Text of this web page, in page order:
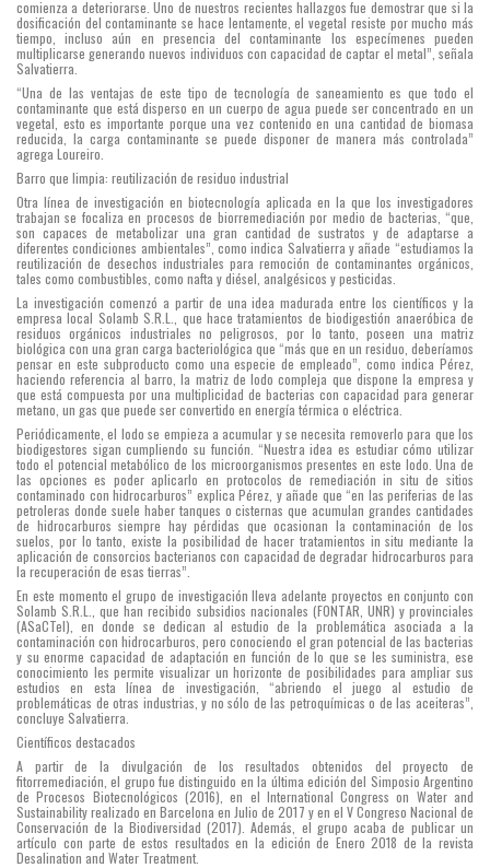
comienza a deteriorarse. Uno de nuestros recientes hallazgos fue demostrar que si la
dosificación del contaminante se hace lentamente, el vegetal resiste por mucho más
tiempo, incluso aún en presencia del contaminante los especímenes pueden
multiplicarse generando nuevos individuos con capacidad de captar el metal”, señala
Salvatierra.
“Una de las ventajas de este tipo de tecnología de saneamiento es que todo el
contaminante que está disperso en un cuerpo de agua puede ser concentrado en un
vegetal, esto es importante porque una vez contenido en una cantidad de biomasa
reducida, la carga contaminante se puede disponer de manera más controlada”
agrega Loureiro.
Barro que limpia: reutilización de residuo industrial
Otra línea de investigación en biotecnología aplicada en la que los investigadores
trabajan se focaliza en procesos de biorremediación por medio de bacterias, “que,
son capaces de metabolizar una gran cantidad de sustratos y de adaptarse a
diferentes condiciones ambientales”, como indica Salvatierra y añade “estudiamos la
reutilización de desechos industriales para remoción de contaminantes orgánicos,
tales como combustibles, como nafta y diésel, analgésicos y pesticidas.
La investigación comenzó a partir de una idea madurada entre los científicos y la
empresa local Solamb S.R.L., que hace tratamientos de biodigestión anaeróbica de
residuos orgánicos industriales no peligrosos, por lo tanto, poseen una matriz
biológica con una gran carga bacteriológica que “más que en un residuo, deberíamos
pensar en este subproducto como una especie de empleado”, como indica Pérez,
haciendo referencia al barro, la matriz de lodo compleja que dispone la empresa y
que está compuesta por una multiplicidad de bacterias con capacidad para generar
metano, un gas que puede ser convertido en energía térmica o eléctrica.
Periódicamente, el lodo se empieza a acumular y se necesita removerlo para que los
biodigestores sigan cumpliendo su función. “Nuestra idea es estudiar cómo utilizar
todo el potencial metabólico de los microorganismos presentes en este lodo. Una de
las opciones es poder aplicarlo en protocolos de remediación in situ de sitios
contaminado con hidrocarburos” explica Pérez, y añade que “en las periferias de las
petroleras donde suele haber tanques o cisternas que acumulan grandes cantidades
de hidrocarburos siempre hay pérdidas que ocasionan la contaminación de los
suelos, por lo tanto, existe la posibilidad de hacer tratamientos in situ mediante la
aplicación de consorcios bacterianos con capacidad de degradar hidrocarburos para
la recuperación de esas tierras”.
En este momento el grupo de investigación lleva adelante proyectos en conjunto con
Solamb S.R.L., que han recibido subsidios nacionales (FONTAR, UNR) y provinciales
(ASaCTeI), en donde se dedican al estudio de la problemática asociada a la
contaminación con hidrocarburos, pero conociendo el gran potencial de las bacterias
y su enorme capacidad de adaptación en función de lo que se les suministra, ese
conocimiento les permite visualizar un horizonte de posibilidades para ampliar sus
estudios en esta línea de investigación, “abriendo el juego al estudio de
problemáticas de otras industrias, y no sólo de las petroquímicas o de las aceiteras”,
concluye Salvatierra.
Científicos destacados
A partir de la divulgación de los resultados obtenidos del proyecto de
fitorremediación, el grupo fue distinguido en la última edición del Simposio Argentino
de Procesos Biotecnológicos (2016), en el International Congress on Water and
Sustainability realizado en Barcelona en Julio de 2017 y en el V Congreso Nacional de
Conservación de la Biodiversidad (2017). Además, el grupo acaba de publicar un
artículo con parte de estos resultados en la edición de Enero 2018 de la revista
Desalination and Water Treatment.